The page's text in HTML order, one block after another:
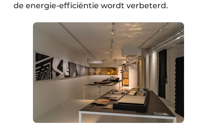
de energie-efficiëntie wordt verbeterd.